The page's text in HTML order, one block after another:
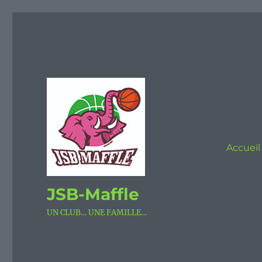
JSB-Maffle
UN CLUB… UNE FAMILLE…
Accueil